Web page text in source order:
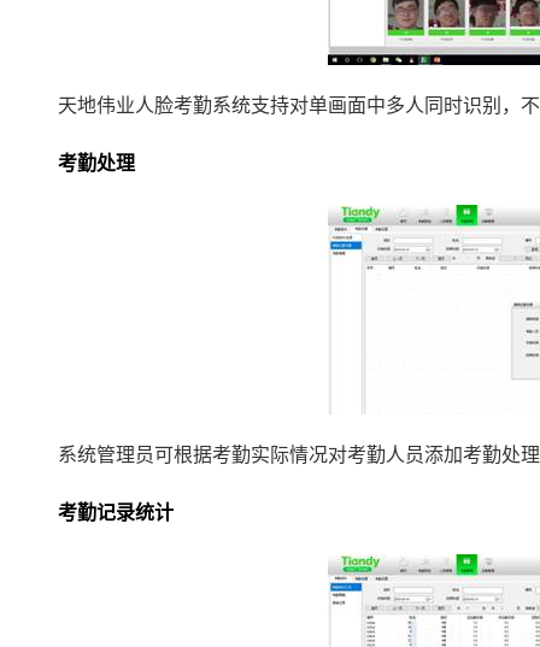
天地伟业人脸考勤系统支持对单画面中多人同时识别，不
考勤处理
系统管理员可根据考勤实际情况对考勤人员添加考勤处
考勤记录统计